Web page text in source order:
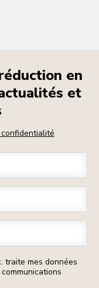
en
et
traite mes données